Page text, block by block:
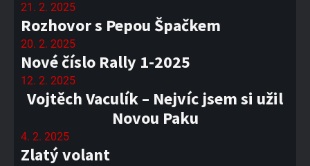
21. 2. 2025
Rozhovor s Pepou Špačkem
20. 2. 2025
Nové číslo Rally 1-2025
12. 2. 2025
Vojtěch Vaculík – Nejvíc jsem si užil
Novou Paku
4. 2. 2025
Zlatý volant